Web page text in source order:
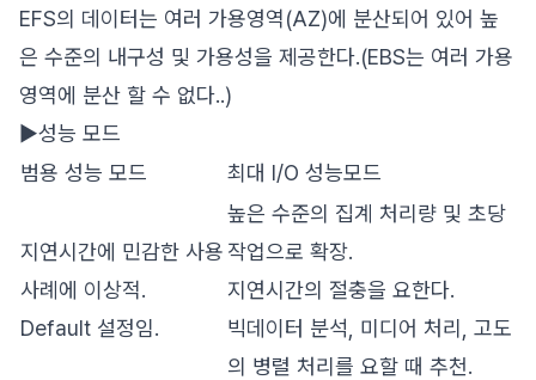
EFS의 데이터는 여러 가용영역(AZ)에 분산되어 있어 높
은 수준의 내구성 및 가용성을 제공한다.(EBS는 여러 가용
영역에 분산 할 수 없다..)
▶성능 모드
범용 성능 모드
최대 I/O 성능모드
지연시간에 민감한 사용
사례에 이상적.
Default 설정임.
높은 수준의 집계 처리량 및 초당
작업으로 확장.
지연시간의 절충을 요한다.
빅데이터 분석, 미디어 처리, 고도
의 병렬 처리를 요할 때 추천.